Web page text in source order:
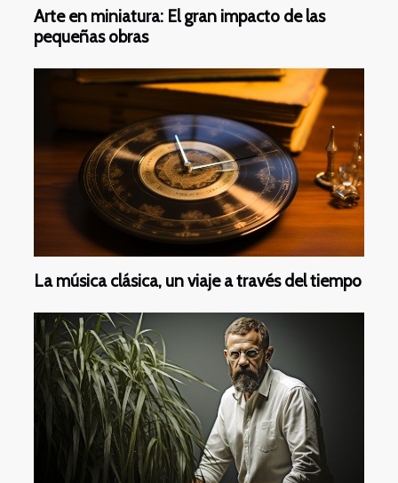
Arte en miniatura: El gran impacto de las
pequeñas obras
La música clásica, un viaje a través del tiempo